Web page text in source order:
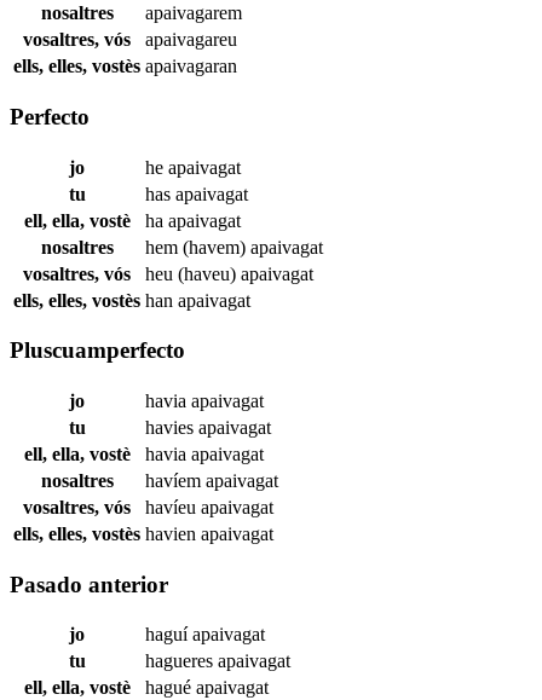
nosaltres
apaivagarem
vosaltres, vós
apaivagareu
ells, elles, vostès apaivagaran
Perfecto
jo he apaivagat
tu
has apaivagat
ell, ella, vostè
ha apaivagat
nosaltres
hem (havem) apaivagat
vosaltres, vós
heu (haveu) apaivagat
ells, elles, vostès han apaivagat
Pluscuamperfecto
jo havia apaivagat
tu
havies apaivagat
ell, ella, vostè
havia apaivagat
nosaltres
havíem apaivagat
vosaltres, vós
havíeu apaivagat
ells, elles, vostès havien apaivagat
Pasado anterior
jo haguíapaivagat
tu
hagueres apaivagat
ell, ella, vostè
hagué apaivagat